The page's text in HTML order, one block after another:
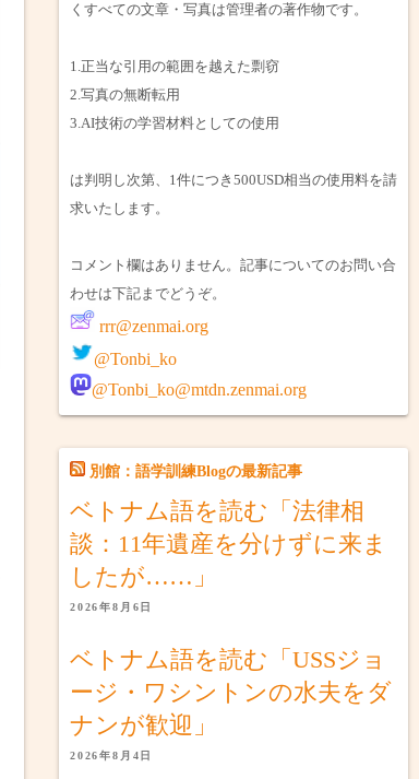
くすべての文章・写真は管理者の著作物です。
1.正当な引用の範囲を越えた剽窃
2.写真の無断転用
3.AI技術の学習材料としての使用
は判明し次第、1件につき500USD相当の使用料を請
求いたします。
コメント欄はありません。記事についてのお問い合
わせは下記までどうぞ。
rrr@zenmai.org
@Tonbi_ko
@Tonbi_ko@mtdn.zenmai.org
別館：語学訓練Blogの最新記事
ベトナム語を読む「法律相
談：11年遺産を分けずに来ま
したが……」
2026年8月6日
ベトナム語を読む「USSジョ
ージ・ワシントンの水夫をダ
ナンが歓迎」
2026年8月4日